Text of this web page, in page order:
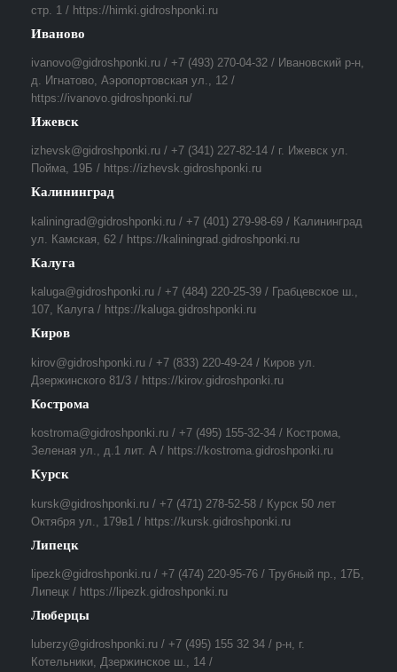
стр. 1 / https://himki.gidroshponki.ru
Иваново
ivanovo@gidroshponki.ru / +7 (493) 270-04-32 / Ивановский р-н,
д. Игнатово, Аэропортовская ул., 12 /
https://ivanovo.gidroshponki.ru/
Ижевск
izhevsk@gidroshponki.ru / +7 (341) 227-82-14 / г. Ижевск ул.
Пойма, 19Б / https://izhevsk.gidroshponki.ru
Калининград
kaliningrad@gidroshponki.ru / +7 (401) 279-98-69 / Калининград
ул. Камская, 62 / https://kaliningrad.gidroshponki.ru
Калуга
kaluga@gidroshponki.ru / +7 (484) 220-25-39 / Грабцевское ш.,
107, Калуга / https://kaluga.gidroshponki.ru
Киров
kirov@gidroshponki.ru / +7 (833) 220-49-24 / Киров ул.
Дзержинского 81/3 / https://kirov.gidroshponki.ru
Кострома
kostroma@gidroshponki.ru / +7 (495) 155-32-34 / Кострома,
Зеленая ул., д.1 лит. А / https://kostroma.gidroshponki.ru
Курск
kursk@gidroshponki.ru / +7 (471) 278-52-58 / Курск 50 лет
Октября ул., 179в1 / https://kursk.gidroshponki.ru
Липецк
lipezk@gidroshponki.ru / +7 (474) 220-95-76 / Трубный пр., 17Б,
Липецк / https://lipezk.gidroshponki.ru
Люберцы
luberzy@gidroshponki.ru / +7 (495) 155 32 34 / р-н, г.
Котельники, Дзержинское ш., 14 /